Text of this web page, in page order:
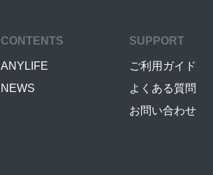
CONTENTS
ANYLIFE
NEWS
SUPPORT
ご利用ガイド
よくある質問
お問い合わせ